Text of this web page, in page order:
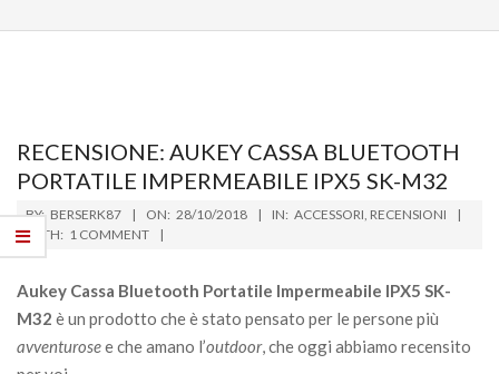
RECENSIONE: AUKEY CASSA BLUETOOTH
PORTATILE IMPERMEABILE IPX5 SK-M32
2018-
10-
28
BY: BERSERK87 ON: 28/10/2018 IN: ACCESSORI RECENSIONI
WITH: 1 COMMENT
Aukey Cassa Bluetooth Portatile Impermeabile IPX5 SK-
M32 è un prodotto che è stato pensato per le persone più
avventurosee che amano l’outdoor, che oggi abbiamo recensito